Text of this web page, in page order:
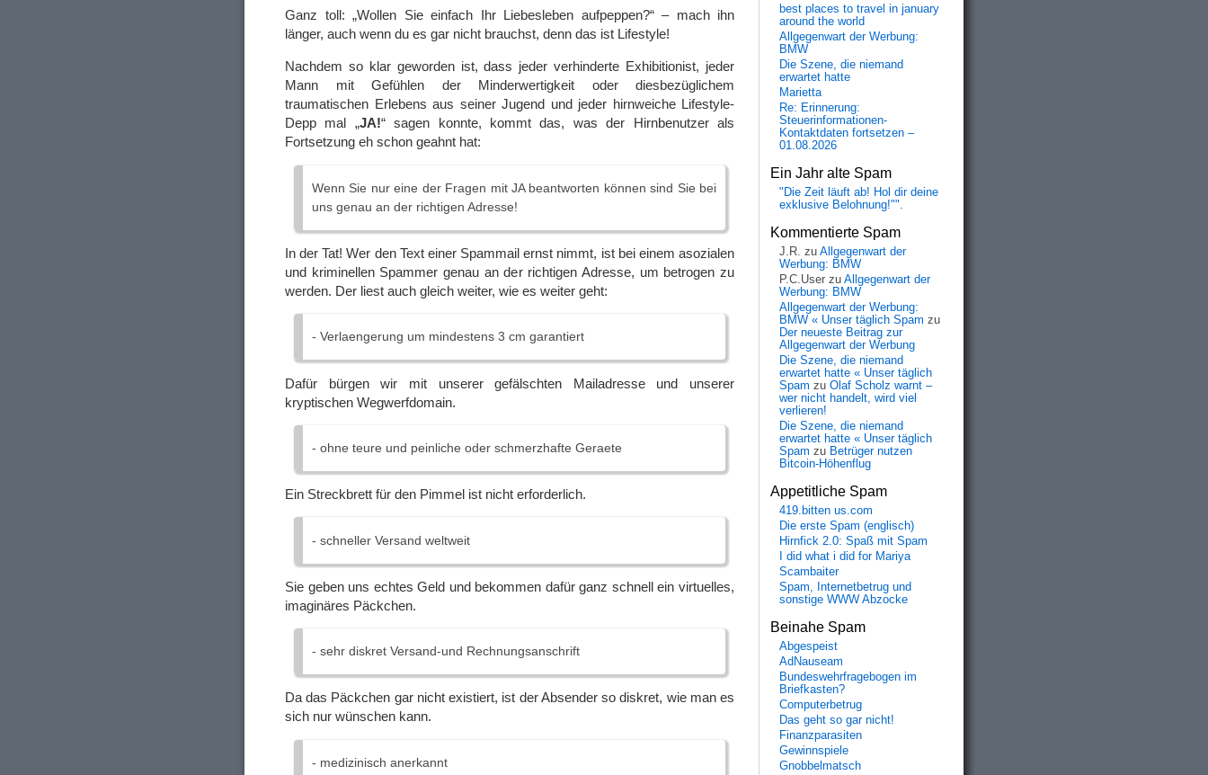
Ganz toll: „Wollen Sie einfach Ihr Liebesleben aufpeppen?“ – mach ihn
länger, auch wenn du es gar nicht brauchst, denn das ist Lifestyle!
Nachdem so klar geworden ist, dass jeder verhinderte Exhibitionist, jeder
Mann mit Gefühlen der Minderwertigkeit oder diesbezüglichem
traumatischen Erlebens aus seiner Jugend und jeder hirnweiche Lifestyle-
Depp mal „JA!“ sagen konnte, kommt das, was der Hirnbenutzer als
Fortsetzung eh schon geahnt hat:
Wenn Sie nur eine der Fragen mit JA beantworten können sind Sie bei
uns genau an der richtigen Adresse!
In der Tat! Wer den Text einer Spammail ernst nimmt, ist bei einem asozialen
und kriminellen Spammer genau an der richtigen Adresse, um betrogen zu
werden. Der liest auch gleich weiter, wie es weiter geht:
- Verlaengerung um mindestens 3 cm garantiert
Dafür bürgen wir mit unserer gefälschten Mailadresse und unserer
kryptischen Wegwerfdomain.
- ohne teure und peinliche oder schmerzhafte Geraete
Ein Streckbrett für den Pimmel ist nicht erforderlich.
- schneller Versand weltweit
Sie geben uns echtes Geld und bekommen dafür ganz schnell ein virtuelles,
imaginäres Päckchen.
- sehr diskret Versand-und Rechnungsanschrift
Da das Päckchen gar nicht existiert, ist der Absender so diskret, wie man es
sich nur wünschen kann.
- medizinisch anerkannt
best places to travel in january
around the world
Allgegenwart der Werbung:
BMW
Die Szene, die niemand
erwartet hatte
Marietta
Re: Erinnerung:
Steuerinformationen-
Kontaktdaten fortsetzen –
01.08.2026
Ein Jahr alte Spam
"Die Zeit läuft ab! Hol dir deine
exklusive Belohnung!"".
Kommentierte Spam
J.R. zu Allgegenwart der
Werbung: BMW
P.C.User zu Allgegenwart der
Werbung: BMW
Allgegenwart der Werbung:
BMW « Unser täglich Spam zu
Der neueste Beitrag zur
Allgegenwart der Werbung
Die Szene, die niemand
erwartet hatte « Unser täglich
Spam zu Olaf Scholz warnt –
wer nicht handelt, wird viel
verlieren!
Die Szene, die niemand
erwartet hatte « Unser täglich
Spam zu Betrüger nutzen
Bitcoin-Höhenflug
Appetitliche Spam
419.bitten us.com
Die erste Spam (englisch)
Hirnfick 2.0: Spaß mit Spam
I did what i did for Mariya
Scambaiter
Spam, Internetbetrug und
sonstige WWW Abzocke
Beinahe Spam
Abgespeist
AdNauseam
Bundeswehrfragebogen im
Briefkasten?
Computerbetrug
Das geht so gar nicht!
Finanzparasiten
Gewinnspiele
Gnobbelmatsch